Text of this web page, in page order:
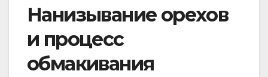
Нанизывание орехов
и процесс
обмакивания